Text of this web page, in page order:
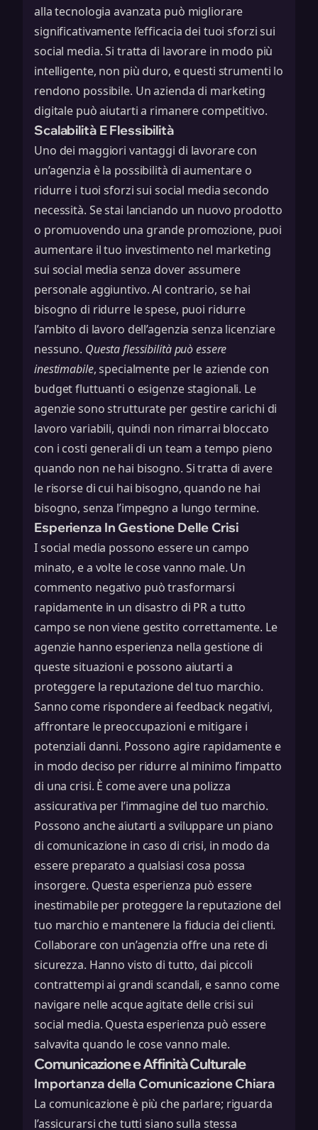
alla tecnologia avanzata può migliorare
significativamente l’efficacia dei tuoi sforzi sui
social media. Si tratta di lavorare in modo più
intelligente, non più duro, e questi strumenti lo
rendono possibile. Unazienda di marketing
digitale può aiutarti a rimanere competitivo.
Scalabilità E Flessibilità
Uno dei maggiori vantaggi di lavorare con
un’agenzia è la possibilità di aumentare o
ridurre i tuoi sforzi sui social media secondo
necessità. Se stai lanciando un nuovo prodotto
o promuovendo una grande promozione, puoi
aumentare il tuo investimento nel marketing
sui social media senza dover assumere
personale aggiuntivo. Al contrario, se hai
bisogno di ridurre le spese, puoi ridurre
l’ambito di lavoro dell’agenzia senza licenziare
nessuno. Questa flessibilità può essere
inestimabile, specialmente per le aziende con
budget fluttuanti o esigenze stagionali. Le
agenzie sono strutturate per gestire carichi di
lavoro variabili, quindi non rimarrai bloccato
con i costi generali di un team a tempo pieno
quando non ne hai bisogno. Si tratta di avere
le risorse di cui hai bisogno, quando ne hai
bisogno, senza l’impegno a lungo termine.
Esperienza In Gestione Delle Crisi
I social media possono essere un campo
minato, e a volte le cose vanno male. Un
commento negativo può trasformarsi
rapidamente in un disastro di PR a tutto
campo se non viene gestito correttamente. Le
agenzie hanno esperienza nella gestione di
queste situazioni e possono aiutarti a
proteggere la reputazione del tuo marchio.
Sanno come rispondere ai feedback negativi,
affrontare le preoccupazioni e mitigare i
potenziali danni. Possono agire rapidamente e
in modo deciso per ridurre al minimo l’impatto
di una crisi. È come avere una polizza
assicurativa per l’immagine del tuo marchio.
Possono anche aiutarti a sviluppare un piano
di comunicazione in caso di crisi, in modo da
essere preparato a qualsiasi cosa possa
insorgere. Questa esperienza può essere
inestimabile per proteggere la reputazione del
tuo marchio e mantenere la fiducia dei clienti.
Collaborare con un’agenzia offre una rete di
sicurezza. Hanno visto di tutto, dai piccoli
contrattempi ai grandi scandali, e sanno come
navigare nelle acque agitate delle crisi sui
social media. Questa esperienza può essere
salvavita quando le cose vanno male.
Comunicazione e Affinità Culturale
Importanza della Comunicazione Chiara
La comunicazione è più che parlare; riguarda
l’assicurarsi che tutti siano sulla stessa